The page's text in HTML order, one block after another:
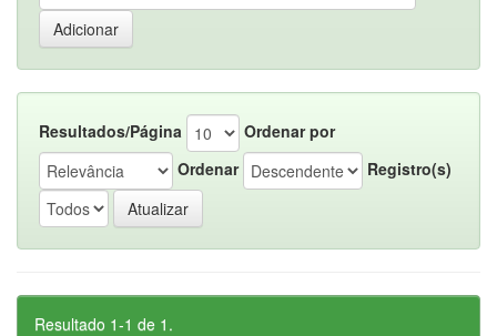
Resultados/Página
Ordenar por
Ordenar
Registro(s)
Resultado 1-1 de 1.